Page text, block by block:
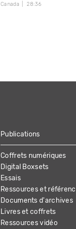
Canada
28:36
Publications
Coffrets numériques
Digital Boxsets
Essais
Ressources et
Documents d'archives
Livres et coffrets
Ressources vidéo